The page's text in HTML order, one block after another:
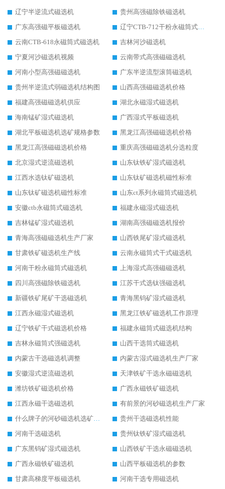
辽宁半逆流式磁选机
贵州高强磁除铁磁选机
广东高强磁平板磁选机
辽宁CTB-712干粉永磁筒式磁选机
云南CTB-618永磁筒式磁选机
吉林河沙磁选机
宁夏河沙磁选机视频
云南带式高强磁磁选机
河南小型高强磁磁选机
广东半逆流型滚筒磁选机
贵州半逆流式弱磁选机结构图
山西高强磁磁选机价格
福建高强磁磁选机供应
湖北永磁湿式磁选机
海南锰矿湿式磁选机
广西湿式平板磁选机
湖北平板磁选机选矿规格参数
黑龙江高强磁磁选机价格
黑龙江高强磁磁选机价格
重庆高强磁磁选机分选粒度
北京湿式逆流磁选机
山东钛铁矿湿式磁选机
江西水选钛矿磁选机
山东钛矿磁选机磁性标准
山东钛矿磁选机磁性标准
山东ct系列永磁筒式磁选机
安徽ctb永磁筒式磁选机
福建永磁湿式磁选机
吉林锰矿湿式磁选机
湖南高强磁磁选机报价
青海高强磁磁选机生产厂家
山西铁尾矿湿式磁选机
甘肃铁矿磁选机生产线
云南永磁筒式干式磁选机
河南干粉永磁筒式磁选机
上海湿式高强磁磁选机
四川高强磁除铁磁选机
江苏干式选钛强磁选机
新疆铁矿尾矿干选磁选机
青海黑钨矿湿式磁选机
江西永磁湿式磁选机
黑龙江铁矿磁选机工作原理
辽宁铁矿干式磁选机价格
福建永磁筒式磁选机结构
吉林永磁筒式强磁选机
山西干选筒式磁选机
内蒙古干选磁选机调整
内蒙古湿式磁选机生产厂家
安徽湿式逆流磁选机
天津铁矿干选永磁磁选机
潍坊铁矿磁选机价格
广西永磁铁矿磁选机
江西永磁干选磁选机
有前景的河砂磁选机生产厂家
什么牌子的河砂磁选机选矿效果好
贵州干选磁选机性能
河南干选磁选机
贵州钛铁矿湿式磁选机
广东黑钨矿湿式磁选机
山西铁矿干选永磁磁选机
广西永磁铁矿磁选机
山西平板磁选机的参数
甘肃高梯度平板磁选机
河南干选专用磁选机